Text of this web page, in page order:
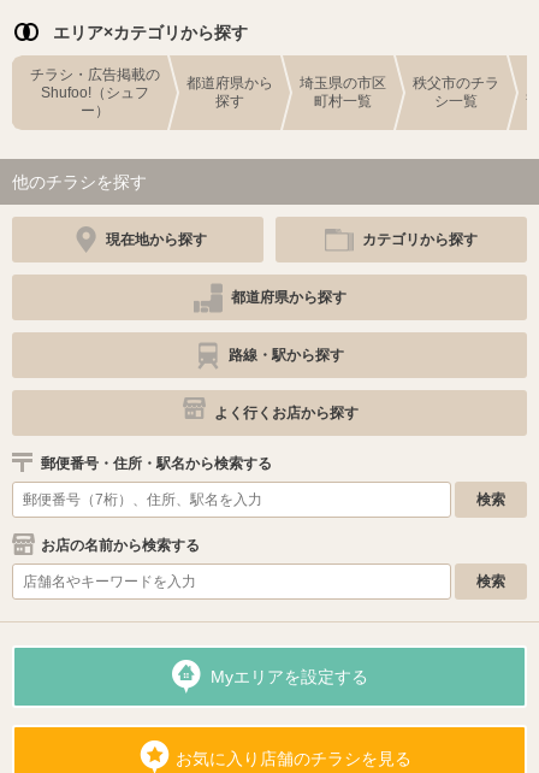
エリア×カテゴリから探す
チラシ・広告掲載の
Shufoo!（シュフ
ー）
都道府県から
探す
埼玉県の市区
町村一覧
秩父市のチラ
シ一覧
他のチラシを探す
現在地から探す カテゴリから探す
都道府県から探す
路線・駅から探す
よく行くお店から探す
郵便番号・住所・駅名から検索する
お店の名前から検索する
Myエリアを設定する
お気に入り店舗のチラシを見る